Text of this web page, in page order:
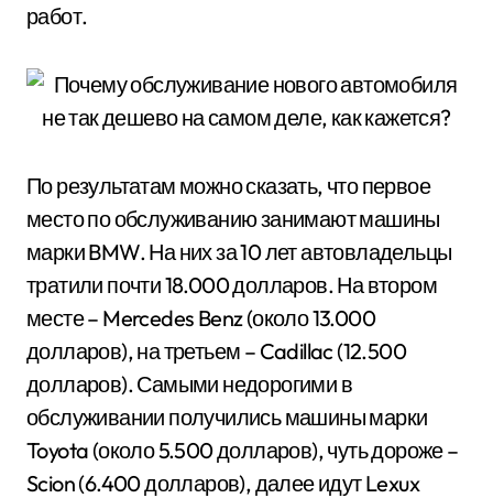
работ.
По результатам можно сказать, что первое
место по обслуживанию занимают машины
марки BMW. На них за 10 лет автовладельцы
тратили почти 18.000 долларов. На втором
месте – Mercedes Benz (около 13.000
долларов), на третьем – Cadillac (12.500
долларов). Самыми недорогими в
обслуживании получились машины марки
Toyota (около 5.500 долларов), чуть дороже –
Scion (6.400 долларов), далее идут Lexux